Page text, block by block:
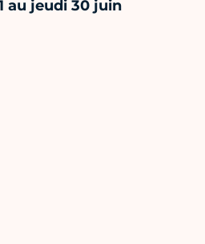
au jeudi 30 juin